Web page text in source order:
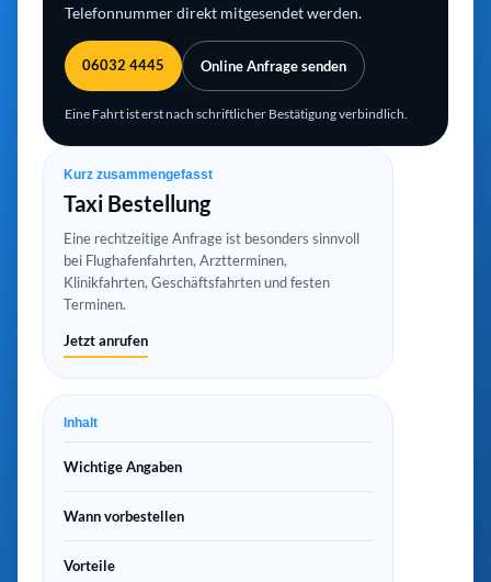
Telefonnummer direkt mitgesendet werden.
06032 4445 Online Anfrage senden
Eine Fahrt ist erst nach schriftlicher Bestätigung verbindlich.
Kurz zusammengefasst
Taxi Bestellung
Eine rechtzeitige Anfrage ist besonders sinnvoll
bei Flughafenfahrten, Arztterminen,
Klinikfahrten, Geschäftsfahrten und festen
Terminen.
Jetzt anrufen
Inhalt
Wichtige Angaben
Wann vorbestellen
Vorteile